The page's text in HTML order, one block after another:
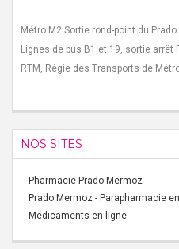
Métro M2 Sortie rond-point du Prado
Lignes de bus B1 et 19, sortie arrêt
RTM, Régie des Transports de
NOS SITES
Pharmacie Prado Mermoz
Prado Mermoz - Parapharmacie
Médicaments en ligne